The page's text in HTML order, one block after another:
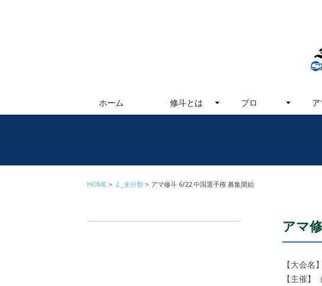
ホーム 修斗とは プロ
HOME Ｚ_未分類 アマ修斗 6/22 中国選手権 募集開始
アマ
【大会名
【主催】